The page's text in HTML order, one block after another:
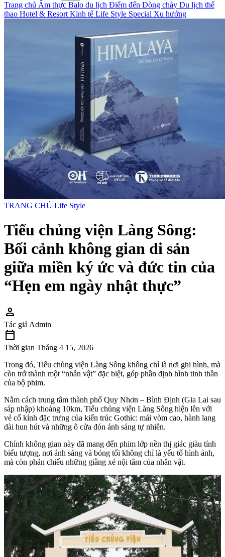
Trang chủ Ẩm thực Balo du lịch Điểm đến Dòng chảy Du lịch thể
thao Hotel & Resort Kinh tế Life Style Special Xu hướng
TRANG CHỦ Life Style
Tiểu chủng viện Làng Sông:
Bối cảnh không gian di sản
giữa miền ký ức và đức tin của
“Hẹn em ngày nhật thực”
person
Tác giả Admin
calendar_today
Thời gian Tháng 4 15, 2026
Trong đó, Tiểu chủng viện Làng Sông không chỉ là nơi ghi hình, mà
còn trở thành một “nhân vật” đặc biệt, góp phần định hình tinh thần
của bộ phim.
Nằm cách trung tâm thành phố Quy Nhơn – Bình Định (Gia Lai sau
sáp nhập) khoảng 10km, Tiểu chủng viện Làng Sông hiện lên với
vẻ cổ kính đặc trưng của kiến trúc Gothic: mái vòm cao, hành lang
dài hun hút và những ô cửa đón ánh sáng tự nhiên.
Chính không gian này đã mang đến phim lớp nền thị giác giàu tính
biểu tượng, nơi ánh sáng và bóng tối không chỉ là yếu tố hình ảnh,
mà còn phản chiếu những giằng xé nội tâm của nhân vật.